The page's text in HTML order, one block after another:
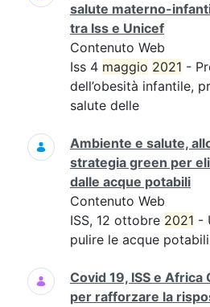
salute materno-
tra Iss e Unicef
Contenuto Web
Iss 4 maggio 2021 -
dell’obesità infantile,
salute delle
Ambiente e salute,
strategia green per
dalle acque potabili
Contenuto Web
ISS, 12 ottobre 2021 -
pulire le acque potabili
Covid 19, ISS e Africa
per rafforzare la